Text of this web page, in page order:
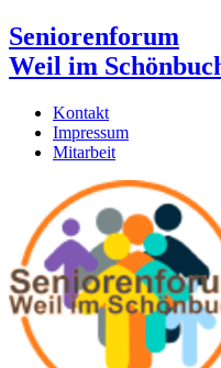
Seniorenforum
Weil im
Kontakt
Impressum
Mitarbeit